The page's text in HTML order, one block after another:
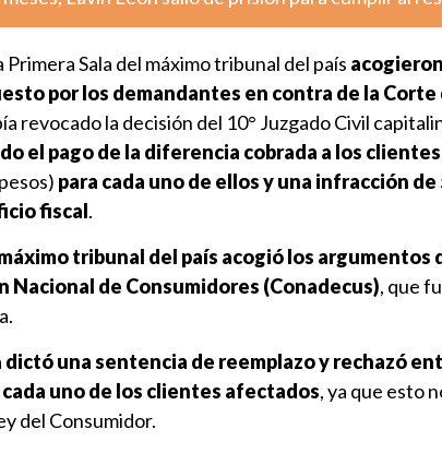
Primera Sala del máximo tribunal del país
por los demandantes en contra de la Corte
revocado la decisión del 10° Juzgado Civil
el pago de la diferencia cobrada a los clientes
para cada uno de ellosy una infracción de
fiscal.
tribunal del país acogió los argumentos
Nacional de Consumidores (Conadecus), que
dictó una sentencia de reemplazo y rechazó
uno de los clientes afectados, ya que esto
del Consumidor.